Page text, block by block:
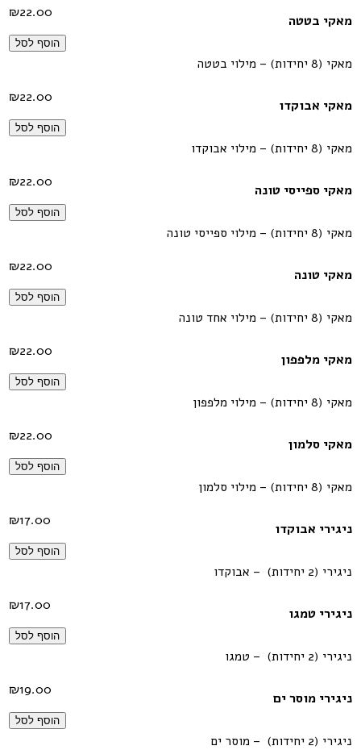
מאקי בטטה ₪22.00
הוסף לסל
מאקי (8 יחידות) – מילוי בטטה
מאקי אבוקדו ₪22.00
הוסף לסל
מאקי (8 יחידות) – מילוי אבוקדו
מאקי ספייסי טונה ₪22.00
הוסף לסל
מאקי (8 יחידות) – מילוי ספייסי טונה
מאקי טונה ₪22.00
הוסף לסל
מאקי (8 יחידות) – מילוי אחד טונה
מאקי מלפפון ₪22.00
הוסף לסל
מאקי (8 יחידות) – מילוי מלפפון
מאקי סלמון ₪22.00
הוסף לסל
מאקי (8 יחידות) – מילוי סלמון
ניגירי אבוקדו ₪17.00
הוסף לסל
ניגירי (2 יחידות) – אבוקדו
ניגירי טמגו ₪17.00
הוסף לסל
ניגירי (2 יחידות) – טמגו
ניגירי מוסר ים ₪19.00
הוסף לסל
ניגירי (2 יחידות) – מוסר ים